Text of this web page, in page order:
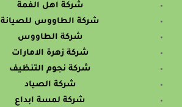
شركة اهل الفمة
شركة الطاووس للصيانة
شركة الطاووس
شركة زهرة الامارات
شركة نجوم التنظيف
شركة الصياد
شركة لمسة ابداع